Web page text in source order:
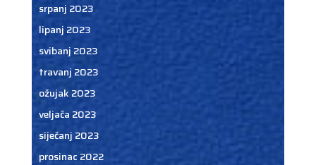
srpanj 2023
lipanj 2023
svibanj 2023
travanj 2023
ožujak 2023
veljača 2023
siječanj 2023
prosinac 2022